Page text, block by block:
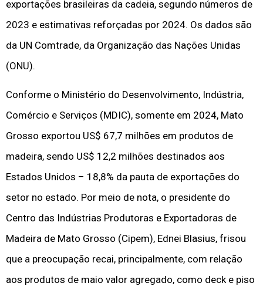
exportações brasileiras da cadeia, segundo números de
2023 e estimativas reforçadas por 2024. Os dados são
da UN Comtrade, da Organização das Nações Unidas
(ONU).
Conforme o Ministério do Desenvolvimento, Indústria,
Comércio e Serviços (MDIC), somente em 2024, Mato
Grosso exportou US$ 67,7 milhões em produtos de
madeira, sendo US$ 12,2 milhões destinados aos
Estados Unidos – 18,8% da pauta de exportações do
setor no estado. Por meio de nota, o presidente do
Centro das Indústrias Produtoras e Exportadoras de
Madeira de Mato Grosso (Cipem), Ednei Blasius, frisou
que a preocupação recai, principalmente, com relação
aos produtos de maio valor agregado, como deck e piso